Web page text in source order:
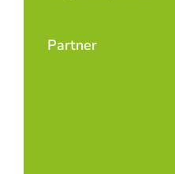
Partner